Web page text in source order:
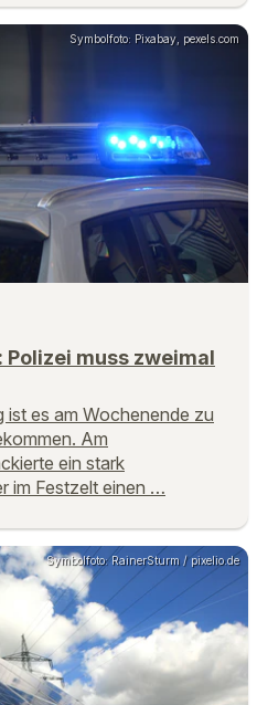
Symbolfoto: Pixabay, pexels.com
muss zweimal
ist es am Wochenende zu
Am
ein stark
im Festzelt einen …
Symbolfoto: RainerSturm / pixelio.de